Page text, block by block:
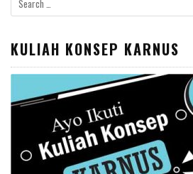
for:
KULIAH KONSEP KARNUS